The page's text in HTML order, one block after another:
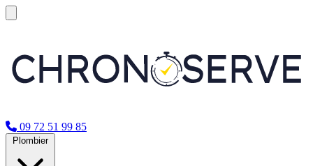
09 72 51 99 85
Plombier